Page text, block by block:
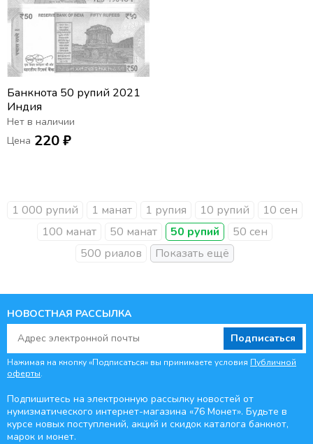
Банкнота 50 рупий 2021
Индия
Нет в наличии
Цена 220 ₽
1 000 рупий 1 манат 1 рупия 10 рупий
10 сен
100 манат
50 манат 50 рупий
50 сен
500 риалов
НОВОСТНАЯ РАССЫЛКА
Подписаться
Нажимая на кнопку «Подписаться» вы принимаете условия Публичной
оферты.
Подпишитесь на электронную рассылку новостей от
нумизматического интернет-магазина «76 Монет». Будьте в
курсе новых поступлений, акций и скидок каталога банкнот,
марок и монет.